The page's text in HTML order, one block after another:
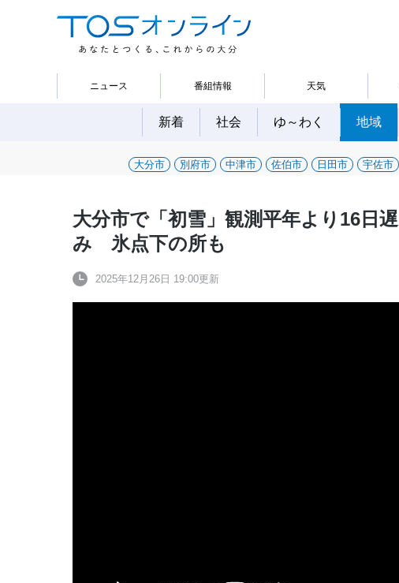
ニュース 番組情報 天気
新着 社会 ゆ～わく 地域
大分市 別府市 中津市 佐伯市 日田市 宇佐市
大分市で「初雪」観測平年より16日
み 氷点下の所も
2025年12月26日 19:00更新